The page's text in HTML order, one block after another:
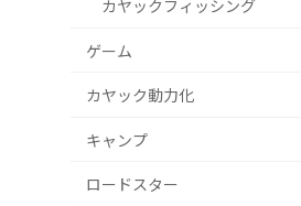
カヤックフィッシング
ゲーム
カヤック動力化
キャンプ
ロードスター